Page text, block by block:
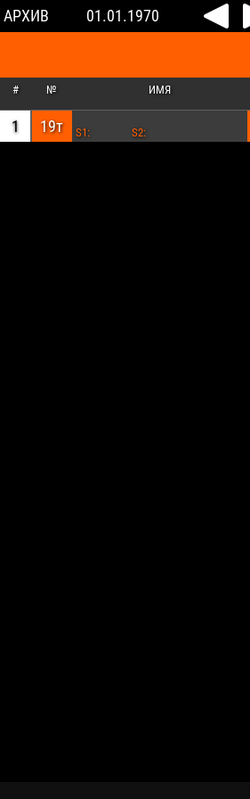
АРХИВ 01.01.1970
# № ИМЯ
1 19т S1: S2: